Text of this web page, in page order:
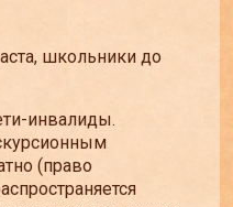
школьники до
инвалиды.
(право